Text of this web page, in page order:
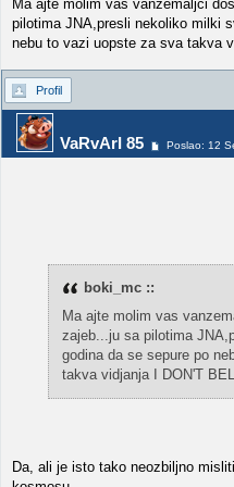
Ma ajte molim vas vanzemaljci
pilotima JNA,presli nekoliko milki
nebu to vazi uopste za sva takva
Profil
VaRvArI 85 Poslao: 12
boki_mc ::
Ma ajte molim vas
zajeb...ju sa pilotima
godina da se sepure po
takva vidjanja I DON'T
Da, ali je isto tako neozbiljno